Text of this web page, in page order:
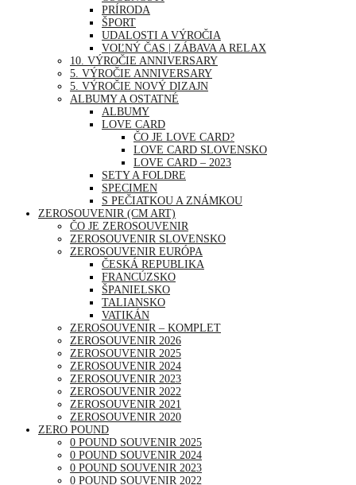
PRÍRODA
ŠPORT
UDALOSTI A VÝROČIA
VOĽNÝ ČAS | ZÁBAVA A RELAX
10. VÝROČIE ANNIVERSARY
5. VÝROČIE ANNIVERSARY
5. VÝROČIE NOVÝ DIZAJN
ALBUMY A OSTATNÉ
ALBUMY
LOVE CARD
ČO JE LOVE CARD?
LOVE CARD SLOVENSKO
LOVE CARD – 2023
SETY A FOLDRE
SPECIMEN
S PEČIATKOU A ZNÁMKOU
ZEROSOUVENIR (CM ART)
ČO JE ZEROSOUVENIR
ZEROSOUVENIR SLOVENSKO
ZEROSOUVENIR EURÓPA
ČESKÁ REPUBLIKA
FRANCÚZSKO
ŠPANIELSKO
TALIANSKO
VATIKÁN
ZEROSOUVENIR – KOMPLET
ZEROSOUVENIR 2026
ZEROSOUVENIR 2025
ZEROSOUVENIR 2024
ZEROSOUVENIR 2023
ZEROSOUVENIR 2022
ZEROSOUVENIR 2021
ZEROSOUVENIR 2020
ZERO POUND
0 POUND SOUVENIR 2025
0 POUND SOUVENIR 2024
0 POUND SOUVENIR 2023
0 POUND SOUVENIR 2022